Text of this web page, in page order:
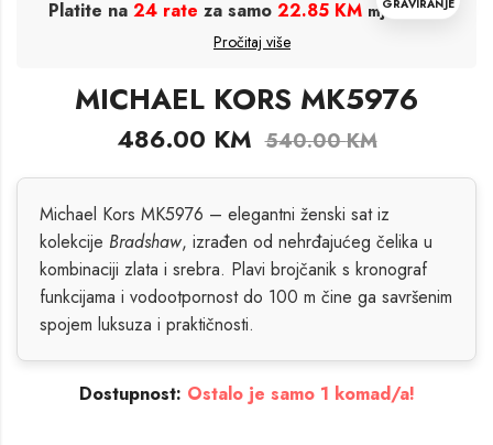
GRAVIRANJE
Platite na 24 rate za samo 22.85 KM mjesečno.
Pročitaj više
MICHAEL KORS MK5976
486.00 KM 540.00KM
Michael Kors MK5976 – elegantni ženski sat iz
kolekcije Bradshaw, izrađen od nehrđajućeg čelika u
kombinaciji zlata i srebra. Plavi brojčanik s kronograf
funkcijama i vodootpornost do 100 m čine ga savršenim
spojem luksuza i praktičnosti.
Dostupnost: Ostalo je samo 1 komad/a!